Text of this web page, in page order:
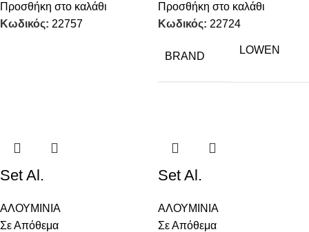
Προσθήκη στο καλάθι
Κωδικός: 22757
Προσθήκη στο καλάθι
Κωδικός: 22724
BRAND
LOWEN
Set Al.
ΑΛΟΥΜΙΝΙΑ
Σε Απόθεμα
Set Al.
ΑΛΟΥΜΙΝΙΑ
Σε Απόθεμα